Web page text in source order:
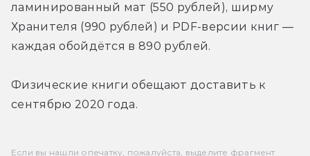
ламинированный мат (550 рублей), ширму
Хранителя (990 рублей) и PDF-версии книг —
каждая обойдётся в 890 рублей.
Физические книги обещают доставить к
сентябрю 2020 года.
Если вы нашли опечатку, пожалуйста, выделите фрагмент